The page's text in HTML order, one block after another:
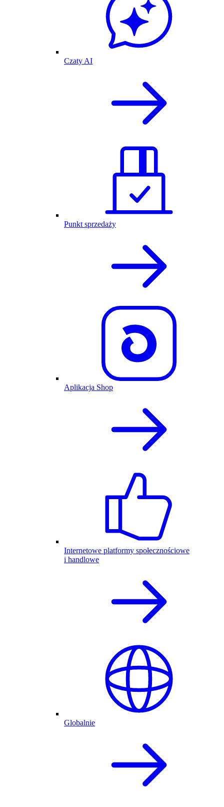
Czaty AI
Punkt sprzedaży
Aplikacja Shop
Internetowe platformy społecznościowe
i handlowe
Globalnie